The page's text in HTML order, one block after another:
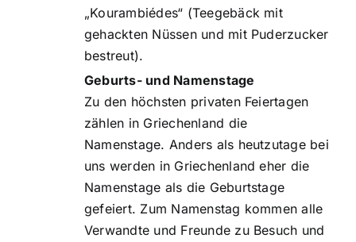
„Kourambiédes“ (Teegebäck mit
gehackten Nüssen und mit Puderzucker
bestreut).
Geburts- und Namenstage
Zu den höchsten privaten Feiertagen
zählen in Griechenland die
Namenstage. Anders als heutzutage bei
uns werden in Griechenland eher die
Namenstage als die Geburtstage
gefeiert. Zum Namenstag kommen alle
Verwandte und Freunde zu Besuch und